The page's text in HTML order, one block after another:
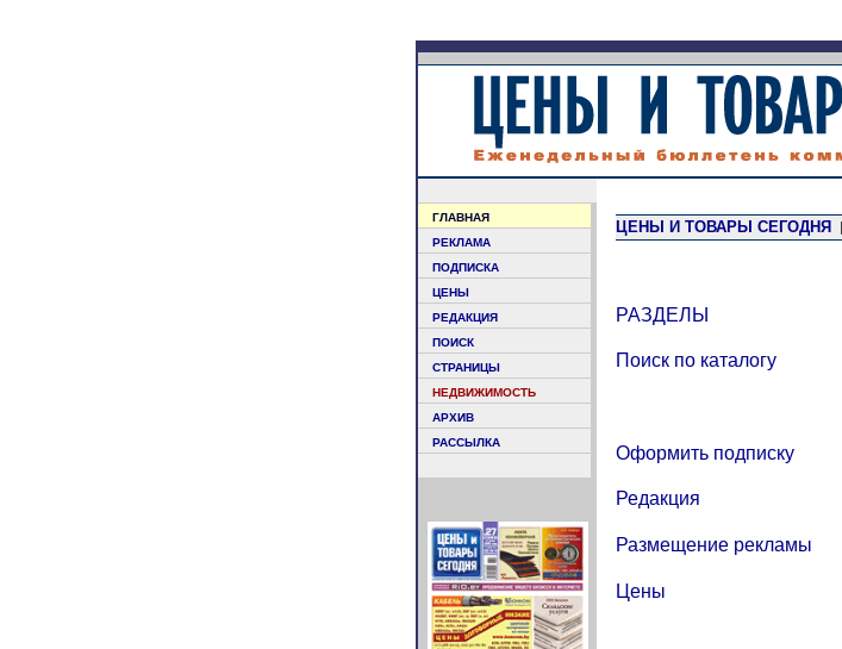
ГЛАВНАЯ
РЕКЛАМА
ПОДПИСКА
ЦЕНЫ
РЕДАКЦИЯ
ПОИСК
СТРАНИЦЫ
НЕДВИЖИМОСТЬ
АРХИВ
РАССЫЛКА
ЦЕНЫ И ТОВАРЫ СЕГОДНЯ
РАЗДЕЛЫ
Поиск по каталогу
Оформить подписку
Редакция
Размещение рекламы
Цены